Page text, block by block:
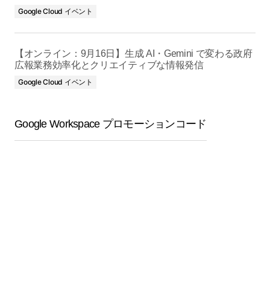
Google Cloud イベント
【オンライン：9月16日】生成 AI・Gemini で変わる政府
広報業務効率化とクリエイティブな情報発信
Google Cloud イベント
Google Workspace プロモーションコード